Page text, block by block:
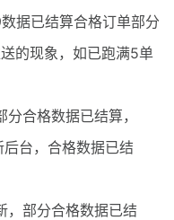
据已结算合格订单部分
的现象，如已跑满5单
合格数据已结算，
台，合格数据已结
部分合格数据已结